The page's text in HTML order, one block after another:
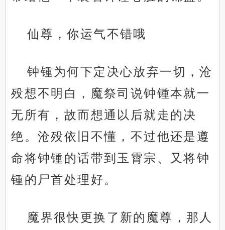
仙尊，你运气不错哦
钟锺为何下定决心放弃一切，沧
殁想不明白，魔祭司说钟锺本就一
无所有，故而想通以后就走的决
绝。沧殁依旧不懂，不过他还是遵
命将钟锺的话带到玉霄宗、又将钟
锺的尸首处理好。
魔界很快更换了新的魔尊，那人